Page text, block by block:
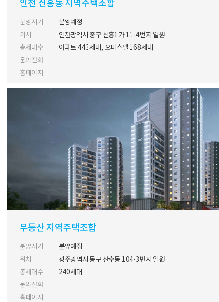
분양시기
분양예정
위치
인천광역시 중구 신흥1가 11-4번지 일원
총세대수
아파트 443세대, 오피스텔 168세대
문의전화
홈페이지
무등산 지역주택조합
분양시기
분양예정
위치
광주광역시 동구 산수동 104-3번지 일원
총세대수
240세대
문의전화
홈페이지